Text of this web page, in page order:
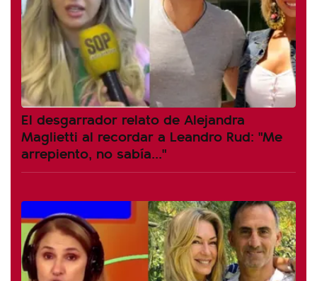
El desgarrador relato de Alejandra
Maglietti al recordar a Leandro Rud: "Me
arrepiento, no sabía..."